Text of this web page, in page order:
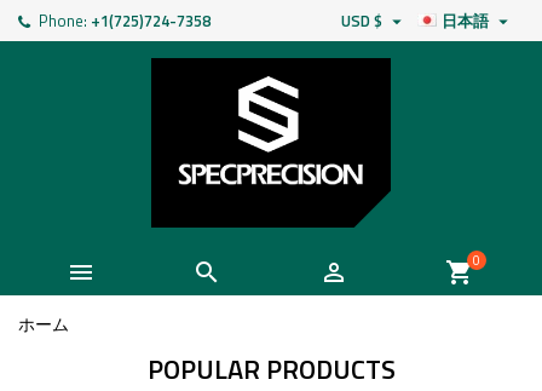
Phone: +1(725)724-7358 日本語 
USD $ 
   shopping_cart0
ホーム
POPULAR PRODUCTS